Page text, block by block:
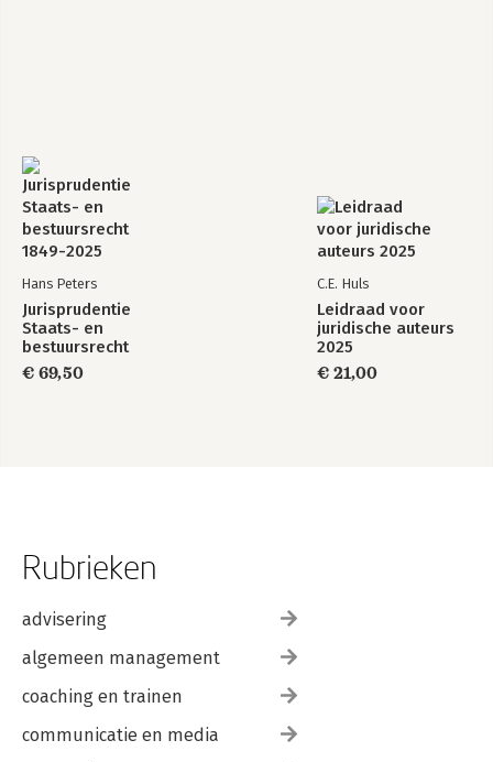
Hans Peters
Jurisprudentie
Staats- en
bestuursrecht
1849-2025
€ 69,50
C.E. Huls
Leidraad voor
juridische auteurs
2025
€ 21,00
Rubrieken
advisering
algemeen management
coaching en trainen
communicatie en media